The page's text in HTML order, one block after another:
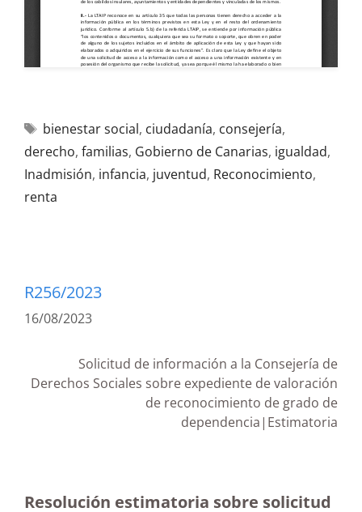
bienestar social, ciudadanía, consejería,
derecho, familias, Gobierno de Canarias, igualdad,
Inadmisión, infancia, juventud, Reconocimiento,
renta
R256/2023
16/08/2023
Solicitud de información a la Consejería de
Derechos Sociales sobre expediente de valoración
de reconocimiento de grado de
dependencia|Estimatoria
Resolución estimatoria sobre solicitud